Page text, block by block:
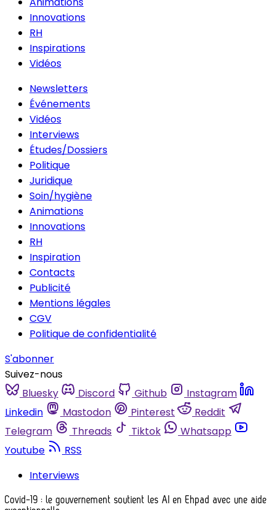
Innovations
RH
Inspirations
Vidéos
Newsletters
Événements
Vidéos
Interviews
Études/Dossiers
Politique
Juridique
Soin/hygiène
Animations
Innovations
RH
Inspiration
Contacts
Publicité
Mentions légales
CGV
Politique de confidentialité
S'abonner
Suivez-nous
Bluesky
Discord Github
Instagram
Linkedin
Mastodon Pinterest
Reddit
Telegram
Threads Tiktok
Whatsapp
Youtube
RSS
Interviews
Covid-19 : le gouvernement soutient les AI en Ehpad avec une aide